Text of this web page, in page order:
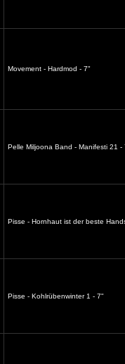
Movement - Hardmod - 7"
Pelle Miljoona Band - Manifesti 21 -
Pisse - Hornhaut ist der beste
Pisse - Kohlrübenwinter 1 - 7"